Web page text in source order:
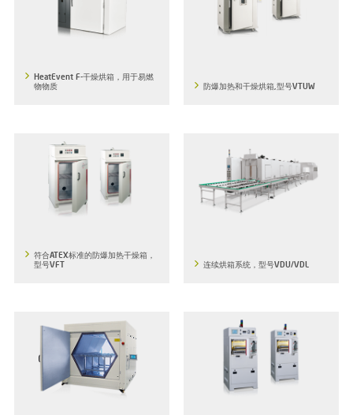
HeatEvent F-干燥烘箱，用于易燃
物物质
防爆加热和干燥烘箱,型号VTUW
符合ATEX标准的防爆加热干燥箱，
型号VFT
连续烘箱系统，型号VDU/VDL